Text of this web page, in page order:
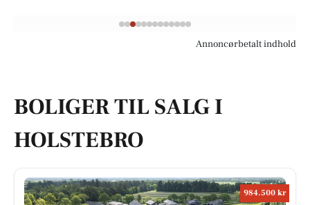
Annoncørbetalt indhold
BOLIGER TIL SALG I
HOLSTEBRO
984.500 kr